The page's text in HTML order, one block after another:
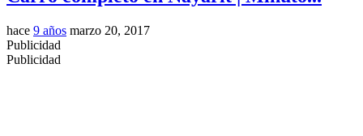
hace 9 años marzo 20, 2017
Publicidad
Publicidad